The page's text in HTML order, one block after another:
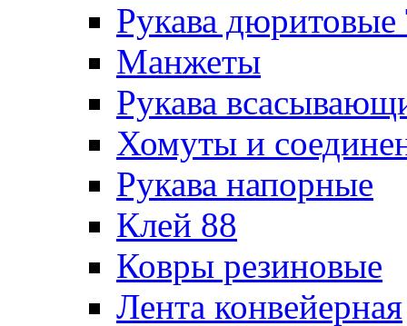
Рукава
Манжеты
Рукава
Хомуты и
Рукава напорные
Клей 88
Ковры резиновые
Лента конвейерная